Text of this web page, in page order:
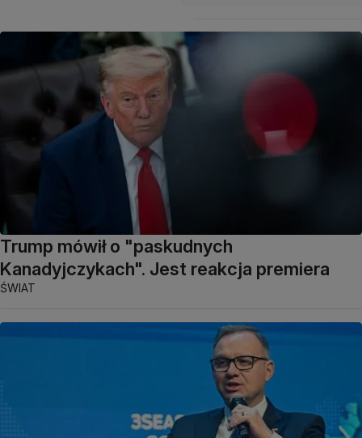
Trump mówił o "paskudnych
Kanadyjczykach". Jest reakcja premiera
ŚWIAT